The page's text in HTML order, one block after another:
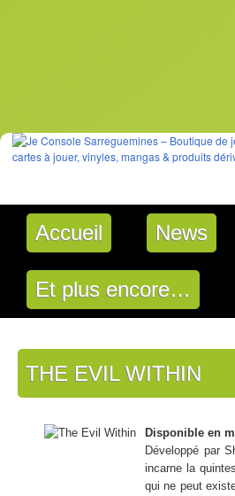
Accueil News
Et plus encore…
THE EVIL WITHIN
Disponible en
Développé par
incarne la
qui ne peut